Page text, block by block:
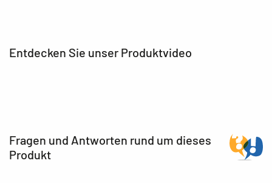
Entdecken Sie unser Produktvideo
Fragen und Antworten rund um dieses
Produkt